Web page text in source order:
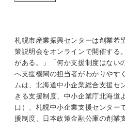
札幌市産業振興センターは創業希
策説明会をオンラインで開催する
がある。」「何か支援制度はない
へ支援機関の担当者がわかりやす
ムは、北海道中小企業総合支援セ
きる支援制度、中小企業庁北海道
口）、札幌中小企業支援センター
援制度、日本政策金融公庫の創業